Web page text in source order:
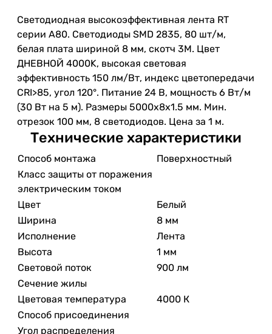
Светодиодная высокоэффективная лента RT
серии A80. Светодиоды SMD 2835, 80 шт/м,
белая плата шириной 8 мм, скотч 3M. Цвет
ДНЕВНОЙ 4000K, высокая световая
эффективность 150 лм/Вт, индекс цветопередачи
CRI>85, угол 120°. Питание 24 В, мощность 6 Вт/м
(30 Вт на 5 м). Размеры 5000x8x1.5 мм. Мин.
отрезок 100 мм, 8 светодиодов. Цена за 1 м.
Технические характеристики
Способ монтажа
Поверхностный
Класс защиты от поражения
электрическим током
Цвет
Белый
Ширина
8 мм
Исполнение
Лента
Высота
1 мм
Световой поток
900 лм
Сечение жилы
Цветовая температура
4000 К
Способ присоединения
Угол распределения